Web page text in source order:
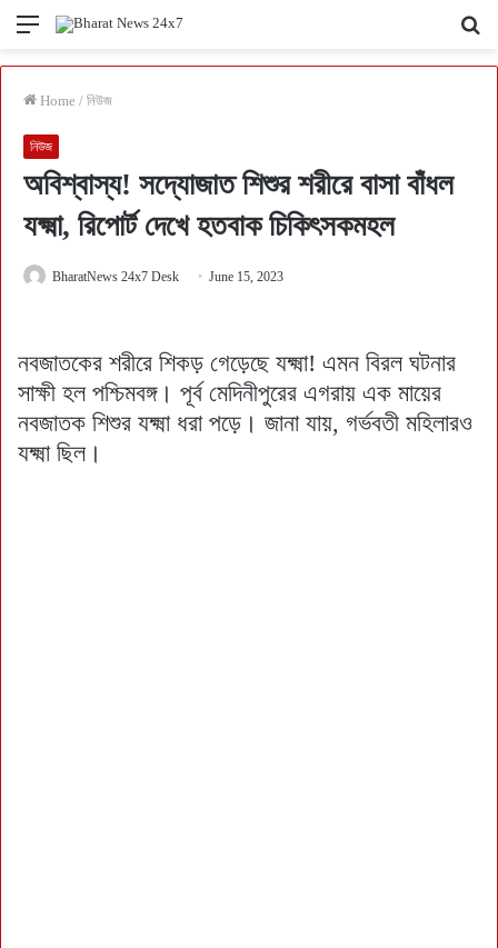
Menu
Home / নিউজ
নিউজ
অবিশ্বাস্য! সদ্যোজাত শিশুর শরীরে বাসা বাঁধল
যক্ষ্মা, রিপোর্ট দেখে হতবাক চিকিৎসকমহল
BharatNews 24x7 Desk June 15, 2023
নবজাতকের শরীরে শিকড় গেড়েছে যক্ষ্মা! এমন বিরল ঘটনার
সাক্ষী হল পশ্চিমবঙ্গ। পূর্ব মেদিনীপুরের এগরায় এক মায়ের
নবজাতক শিশুর যক্ষ্মা ধরা পড়ে। জানা যায়, গর্ভবতী মহিলারও
যক্ষ্মা ছিল।